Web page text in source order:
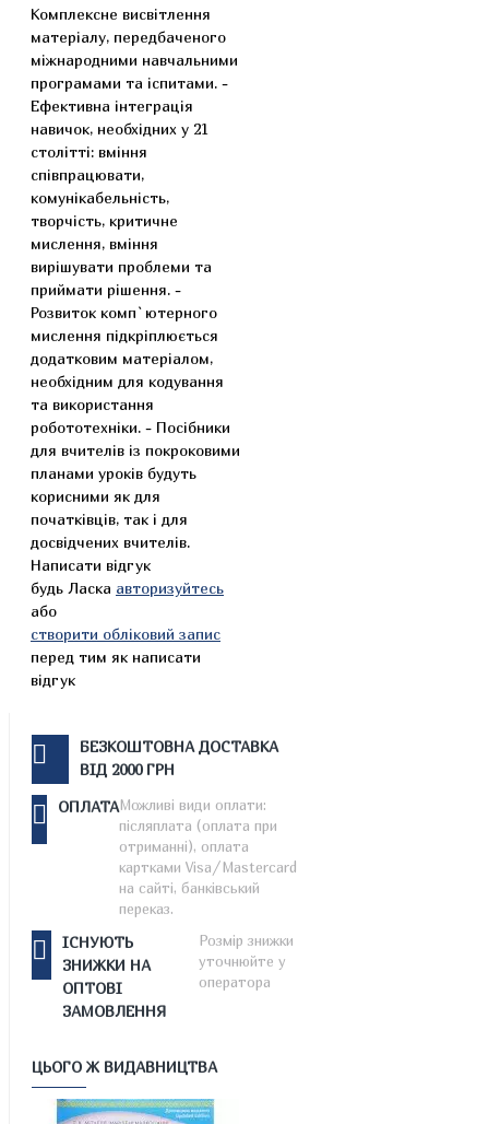
Комплексне висвітлення
матеріалу, передбаченого
міжнародними навчальними
програмами та іспитами. -
Ефективна інтеграція
навичок, необхідних у 21
столітті: вміння
співпрацювати,
комунікабельність,
творчість, критичне
мислення, вміння
вирішувати проблеми та
приймати рішення. -
Розвиток комп`ютерного
мислення підкріплюється
додатковим матеріалом,
необхідним для кодування
та використання
робототехніки. - Посібники
для вчителів із покроковими
планами уроків будуть
корисними як для
початківців, так і для
досвідчених вчителів.
Написати відгук
будь Ласка авторизуйтесь
або
створити обліковий запис
перед тим як написати
відгук
БЕЗКОШТОВНА ДОСТАВКА
ВІД 2000 ГРН
ОПЛАТАМожливі види оплати:
післяплата (оплата при
отриманні), оплата
картками Visa/Mastercard
на сайті, банківський
переказ.
ІСНУЮТЬ
ЗНИЖКИ НА
ОПТОВІ
ЗАМОВЛЕННЯ
Розмір знижки
уточнюйте у
оператора
ЦЬОГО Ж ВИДАВНИЦТВА